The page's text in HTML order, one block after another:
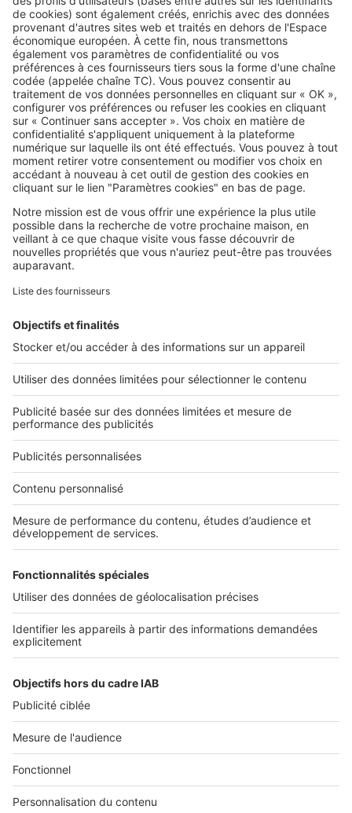
Image
Louer
Locataire : pouvez-vous héberger
un proche sans prévenir votre
propriétaire ?
SeLoger c'est aussi
Retrouvez-nous sur ...
L'ENTREPRISE
Qui sommes-nous ?
Nous contacter
Nous recrutons
NOS APPLICATIONS
Découvrez nos applications
Tous nos services pro
Accès client
Mes annonces sur SeLoger
À DÉCOUVRIR
Tout l'immobilier
Toutes les villes
Tous les départements
Toutes les régions
SeLoger © 1992 - 2023